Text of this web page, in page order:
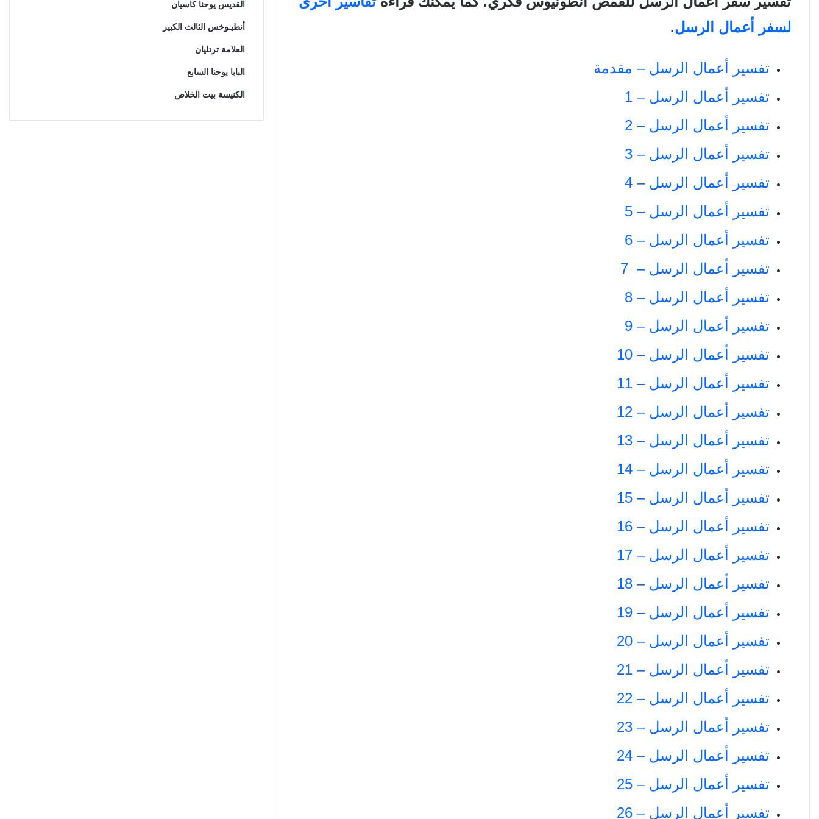
لسفر أعمال الرسل.
تفسير أعمال الرسل – مقدمة
تفسير أعمال الرسل – 1
تفسير أعمال الرسل – 2
تفسير أعمال الرسل – 3
تفسير أعمال الرسل – 4
تفسير أعمال الرسل – 5
تفسير أعمال الرسل – 6
تفسير أعمال الرسل – 7
تفسير أعمال الرسل – 8
تفسير أعمال الرسل – 9
تفسير أعمال الرسل – 10
تفسير أعمال الرسل – 11
تفسير أعمال الرسل – 12
تفسير أعمال الرسل – 13
تفسير أعمال الرسل – 14
تفسير أعمال الرسل – 15
تفسير أعمال الرسل – 16
تفسير أعمال الرسل – 17
تفسير أعمال الرسل – 18
تفسير أعمال الرسل – 19
تفسير أعمال الرسل – 20
تفسير أعمال الرسل – 21
تفسير أعمال الرسل – 22
تفسير أعمال الرسل – 23
تفسير أعمال الرسل – 24
تفسير أعمال الرسل – 25
تفسير أعمال الرسل – 26
القديس يوحنا كاسيان
أنطيـوخس الثالث الكبير
العلامة ترتليان
البابا يوحنا السابع
الكنيسة بيت الخلاص